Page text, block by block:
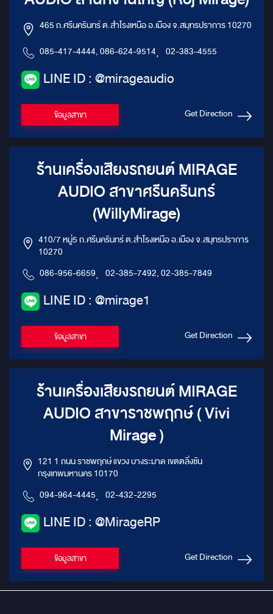
465 ถ.ศรีนครินทร์ ต.สำโรงเหนือ อ.เมือง จ.สมุทรปราการ 10270
085-417-4444, 086-624-9514, 02-383-4555
LINE ID : @mirageaudio
ข้อมูลสาขา Get Direction
ร้านเครื่องเสียงรถยนต์ MIRAGE
AUDIO สาขาศรีนครินทร์
(WillyMirage)
410/7 หมู่5 ถ.ศรีนครินทร์ ต.สำโรงเหนือ อ.เมือง จ.สมุทรปราการ
10270
086-956-6659, 02-385-7492, 02-385-7849
LINE ID : @mirage1
ข้อมูลสาขา Get Direction
ร้านเครื่องเสียงรถยนต์ MIRAGE
AUDIO สาขาราชพฤกษ์ ( Vivi
Mirage )
121 1 ถนน ราชพฤกษ์ แขวง บางระมาด เขตตลิ่งชัน
กรุงเทพมหานคร 10170
094-964-4445, 02-432-2295
LINE ID : @MirageRP
ข้อมูลสาขา Get Direction